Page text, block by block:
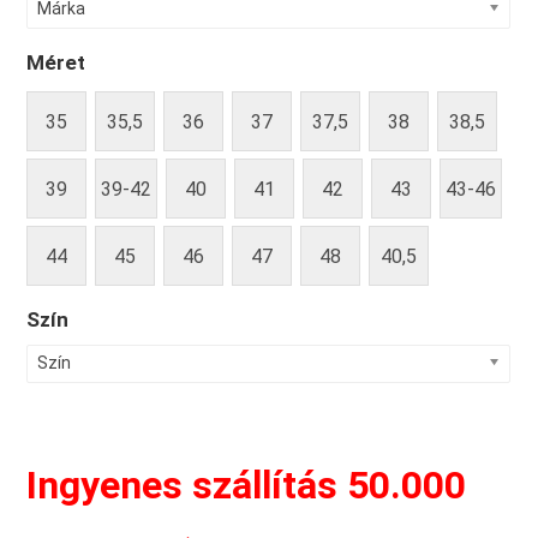
Márka
Méret
35 35,5 36 37 37,5 38 38,5
39 39-42 40 41 42 43 43-46
44 45 46 47 48 40,5
Szín
Szín
Ingyenes szállítás 50.000